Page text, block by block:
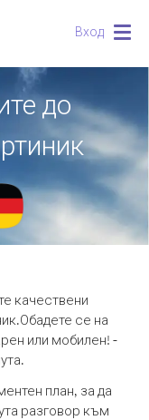
Вход
до
качествени
Обадете се на
или мобилен! -
план, за да
разговор към